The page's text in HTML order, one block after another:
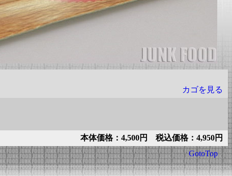
カゴを見る
本体価格：4,500円 税込価格：4,950円
GotoTop